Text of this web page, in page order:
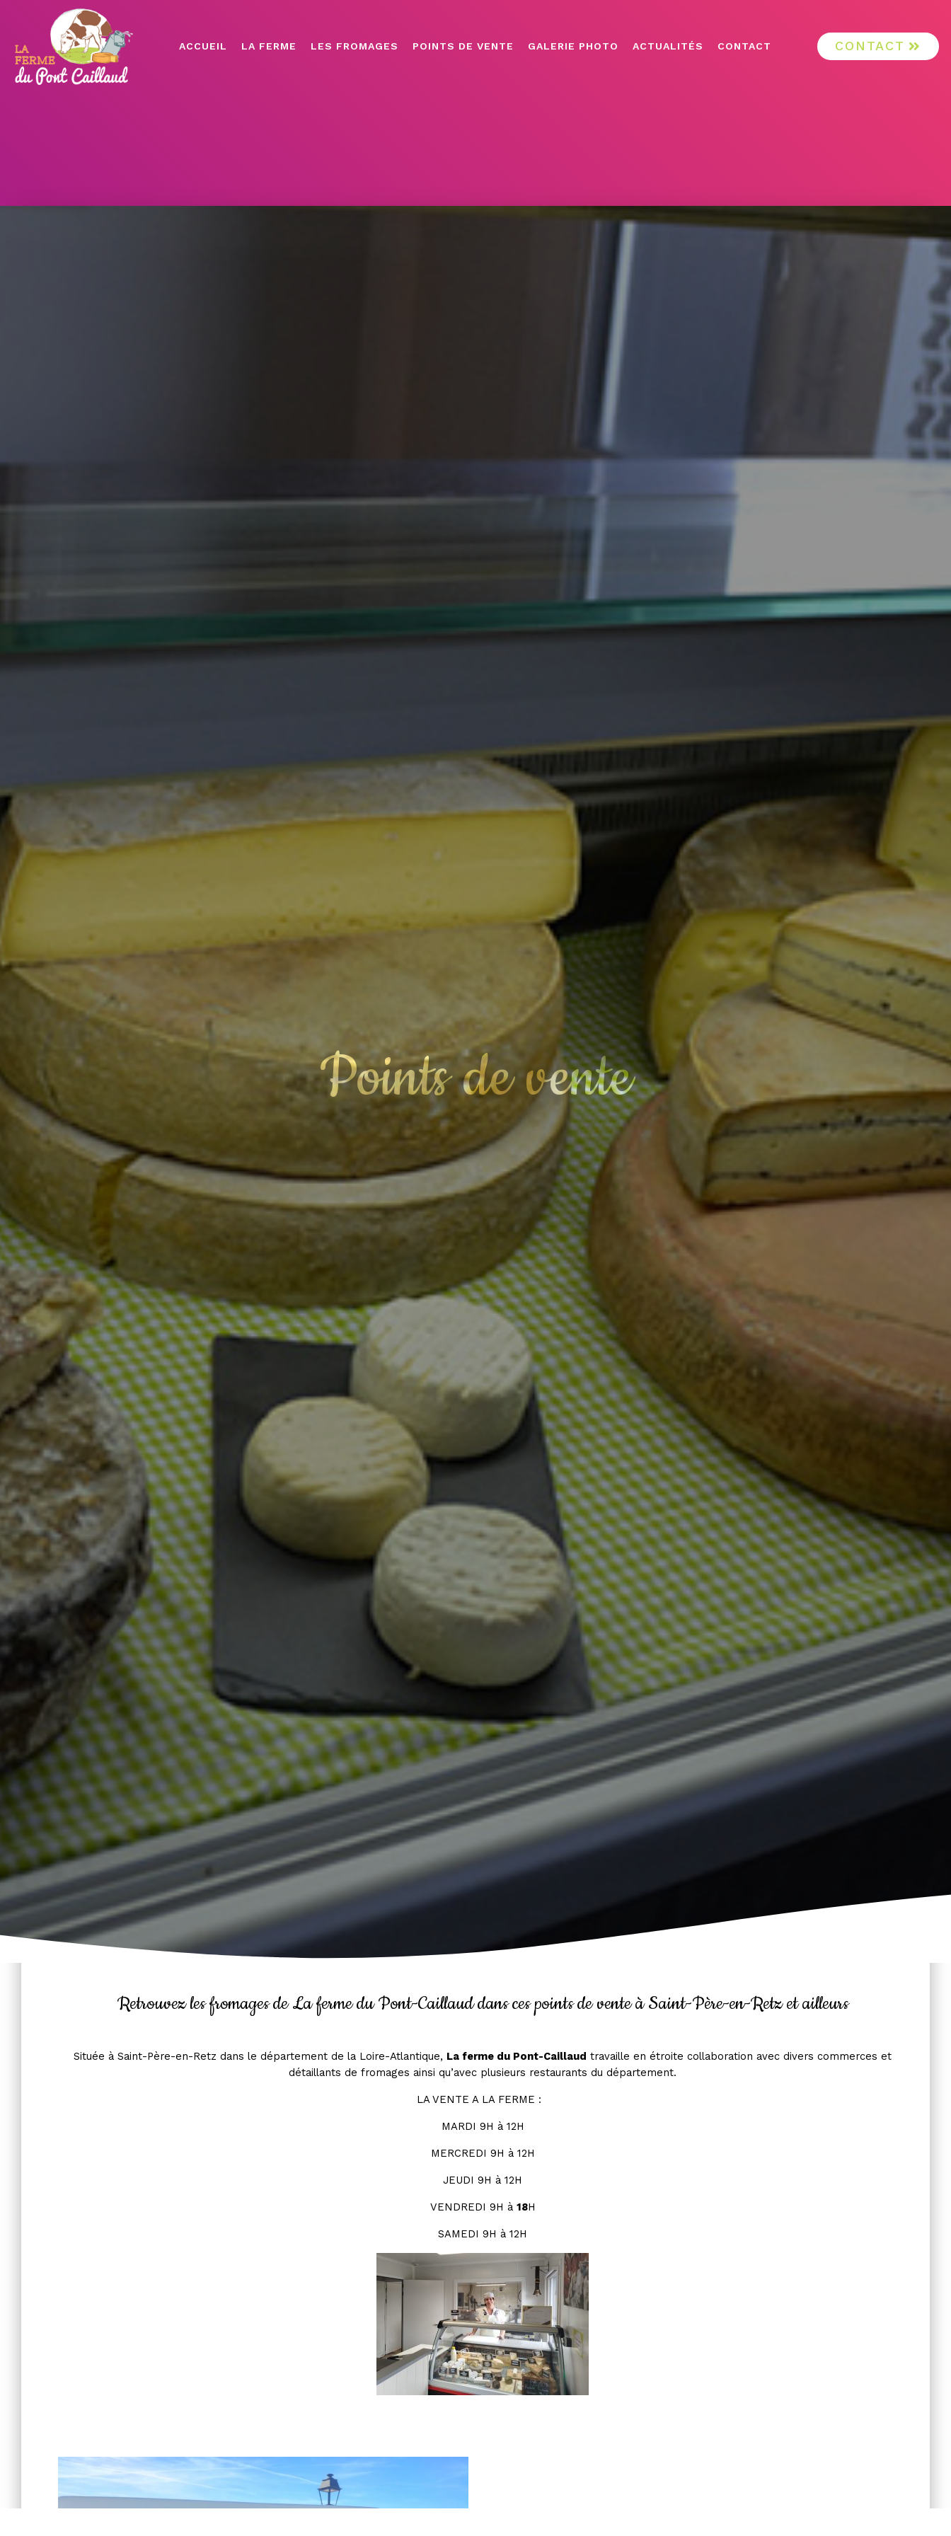
ACCUEIL LA FERME LES FROMAGES POINTS DE VENTE GALERIE PHOTO ACTUALITÉS CONTACT CONTACT
Points de vente
Retrouvez les fromages de La ferme du Pont-Caillaud dans ces points de vente à Saint-Père-en-Retz et ailleurs
Située à Saint-Père-en-Retz dans le département de la Loire-Atlantique, La ferme du Pont-Caillaud travaille en étroite collaboration avec divers commerces et
détaillants de fromages ainsi qu’avec plusieurs restaurants du département.
LA VENTE A LA FERME :
MARDI 9H à 12H
MERCREDI 9H à 12H
JEUDI 9H à 12H
VENDREDI 9H à 18H
SAMEDI 9H à 12H